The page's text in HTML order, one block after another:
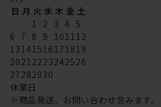
日 月 火 水 木 金 土
1 2 3 4 5
6 7 8 9 101112
13141516171819
20212223242526
27282930
休業日
※商品発送、お問い合わせ含みます。